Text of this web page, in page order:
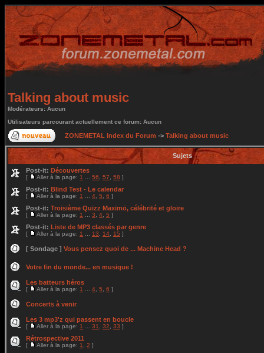
Talking about music
Modérateurs: Aucun
Utilisateurs parcourant actuellement ce forum: Aucun
ZONEMETAL Index du Forum -> Talking about music
Sujets
Post-it: Découvertes
[ Aller à la page: 1 56 57 58 ]
Post-it: Blind Test - Le calendar
[ Aller à la page: 1 4 5 6 ]
Post-it: Troisième Quizz Maximö, célébrité et gloire
[ Aller à la page: 1 3 4 5 ]
Post-it: Liste de MP3 classés par genre
[ Aller à la page: 1 13 14 15 ]
[ Sondage ] Vous pensez quoi de ... Machine Head ?
Votre fin du monde... en musique !
Les batteurs héros
[ Aller à la page: 1 4 5 6 ]
Concerts à venir
Les 3 mp3'z qui passent en boucle
[ Aller à la page: 1 31 32 33 ]
Rétrospective 2011
[ Aller à la page: 1 2 ]